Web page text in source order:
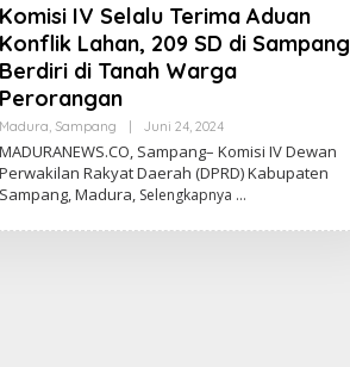
Komisi IV Selalu Terima Aduan
Konflik Lahan, 209 SD di Sampang
Berdiri di Tanah Warga
Perorangan
Madura, Sampang Juni 24, 2024Oleh
MADURANEWS.CO, Sampang– Komisi IV Dewan
Perwakilan Rakyat Daerah (DPRD) Kabupaten
Sampang, Madura, Selengkapnya